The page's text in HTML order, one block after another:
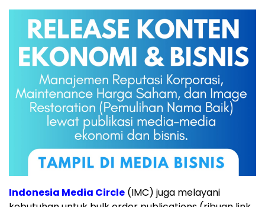
Indonesia Media Circle (IMC) juga melayani